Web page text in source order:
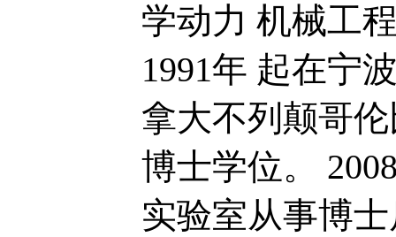
学动力 机械工
1991年 起在宁
拿大不列颠哥
博士学位。
实验室从事博